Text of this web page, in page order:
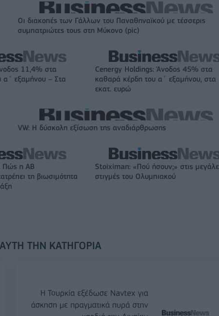
Οι διακοπές των Γάλλων του Παναθηναϊκού με τέσσερις
συμπατριώτες τους στη Μύκονο (pic)
11,4% στα
α΄ εξαμήνου – Στα
Cenergy Holdings: Άνοδος 45% στα
καθαρά κέρδη του α΄ εξαμήνου,
εκατ. ευρώ
VW: Η δύσκολη εξίσωση της αναδιάρθρωσης
Πώς η ΑΒ
τη βιωσιμότητα
Stoiximan: «Πού ήσουν;» στις
στιγμές του Ολυμπιακού
ΤΗΝ ΚΑΤΗΓΟΡΊΑ
H Τουρκία εξέδωσε Navtex για
άσκηση με πραγματικά πυρά στην